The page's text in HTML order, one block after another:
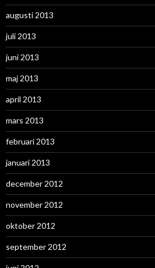
augusti 2013
juli 2013
juni 2013
maj 2013
april 2013
mars 2013
februari 2013
januari 2013
december 2012
november 2012
oktober 2012
september 2012